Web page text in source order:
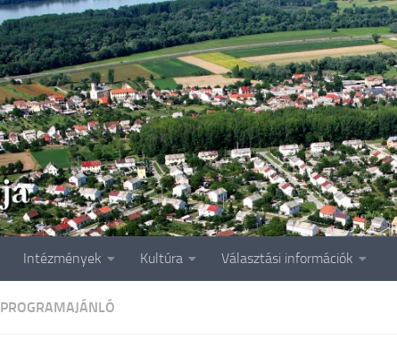
Intézmények Kultúra Választási információk
PROGRAMAJÁNLÓ